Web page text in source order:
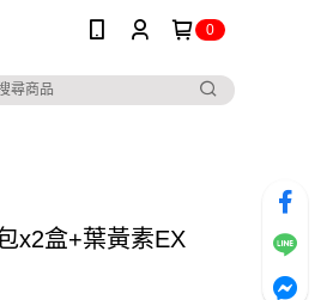
0
x2盒+葉黃素EX